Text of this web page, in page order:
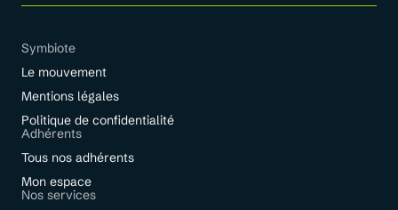
Symbiote
Le mouvement
Mentions légales
Politique de confidentialité
Adhérents
Tous nos adhérents
Mon espace
Nos services